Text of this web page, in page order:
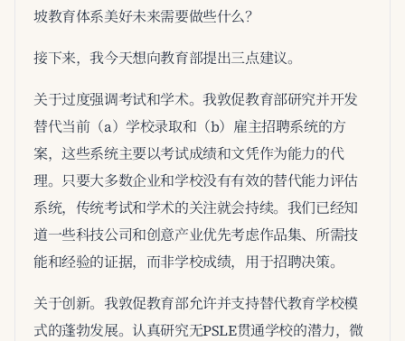
坡教育体系美好未来需要做些什么？
接下来，我今天想向教育部提出三点建议。
关于过度强调考试和学术。我敦促教育部研究并开发
替代当前（a）学校录取和（b）雇主招聘系统的方
案，这些系统主要以考试成绩和文凭作为能力的代
理。只要大多数企业和学校没有有效的替代能力评估
系统，传统考试和学术的关注就会持续。我们已经知
道一些科技公司和创意产业优先考虑作品集、所需技
能和经验的证据，而非学校成绩，用于招聘决策。
关于创新。我敦促教育部允许并支持替代教育学校模
式的蓬勃发展。认真研究无PSLE贯通学校的潜力，微